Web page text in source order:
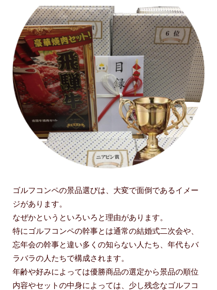
ゴルフコンペの景品選びは、大変で面倒であるイメー
ジがあります。
なぜかというといろいろと理由があります。
特にゴルフコンペの幹事とは通常の結婚式二次会や、
忘年会の幹事と違い多くの知らない人たち、年代もバ
ラバラの人たちで構成されます。
年齢や好みによっては優勝商品の選定から景品の順位
内容やセットの中身によっては、少し残念なゴルフコ